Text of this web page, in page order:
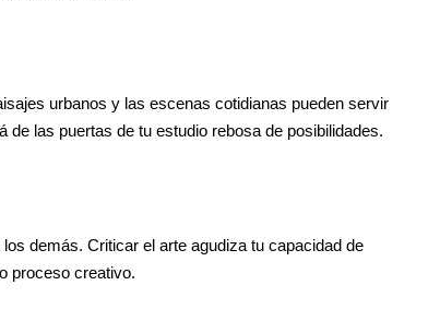
urbanos y las escenas cotidianas pueden servir
las puertas de tu estudio rebosa de posibilidades.
demás. Criticar el arte agudiza tu capacidad de
proceso creativo.